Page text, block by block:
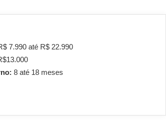
7.990 até R$ 22.990
8 até 18 meses